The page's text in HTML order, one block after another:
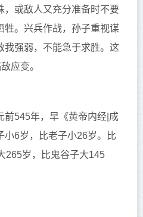
，或敌人又充分准备时不要
牲。兴兵作战，孙子重视谋
我强弱，不能急于求胜。这
应变。
前545年，早《黄帝内经|成
小6岁，比老子小26岁。比
265岁，比鬼谷子大145